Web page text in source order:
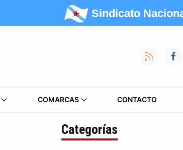
Sindicato
COMARCAS CONTACTO
Categorías